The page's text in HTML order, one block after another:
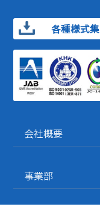
各種様式集
会社概要
事業部